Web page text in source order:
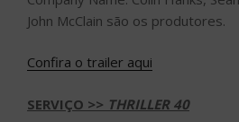
John McClain são os produtores.
Confira o trailer aqui
SERVIÇO >> THRILLER 40